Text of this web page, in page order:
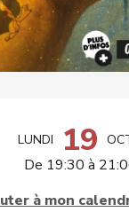
et
LUNDI 19
De 19:30 à
à mon